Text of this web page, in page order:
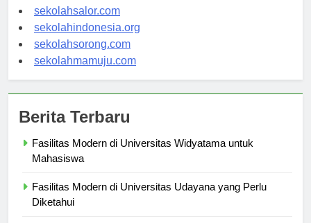
sekolahwamena.com
sekolahsalor.com
sekolahindonesia.org
sekolahsorong.com
Fasilitas Modern di Universitas Widyatama untuk
Fasilitas Modern di Universitas Udayana yang Perlu